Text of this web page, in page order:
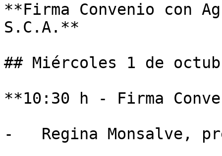
**Firma Convenio con
S.C.A.**
## Miércoles 1 de
**10:30 h - Firma
-   Regina Monsalve,